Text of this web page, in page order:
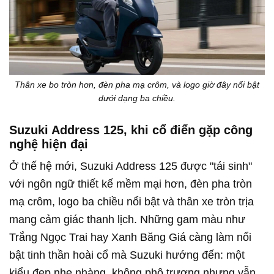
Thân xe bo tròn hơn, đèn pha mạ crôm, và logo giờ đây nổi bật
dưới dạng ba chiều.
Suzuki Address 125, khi cổ điển gặp công
nghệ hiện đại
Ở thế hệ mới, Suzuki Address 125 được "tái sinh"
với ngôn ngữ thiết kế mềm mại hơn, đèn pha tròn
mạ crôm, logo ba chiều nổi bật và thân xe tròn trịa
mang cảm giác thanh lịch. Những gam màu như
Trắng Ngọc Trai hay Xanh Băng Giá càng làm nổi
bật tinh thần hoài cổ mà Suzuki hướng đến: một